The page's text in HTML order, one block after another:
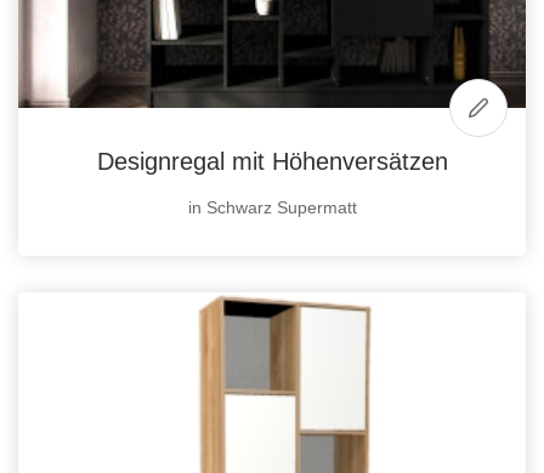
Designregal mit Höhenversätzen
in Schwarz Supermatt